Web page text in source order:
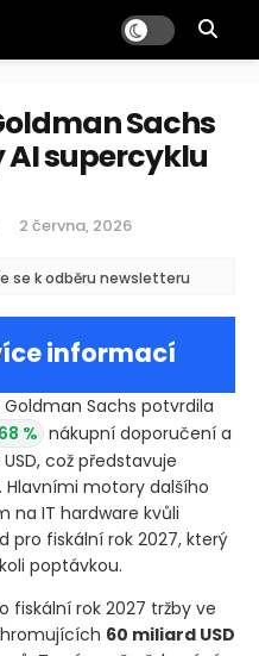
Sachs
supercyklu
2 června, 2026
se k odběru newsletteru
informací
Sachs potvrdila
% nákupní doporučení a
což představuje
Hlavními motory dalšího
na IT hardware kvůli
pro fiskální rok 2027, který
poptávkou.
fiskální rok 2027 tržby ve
60 miliard USD